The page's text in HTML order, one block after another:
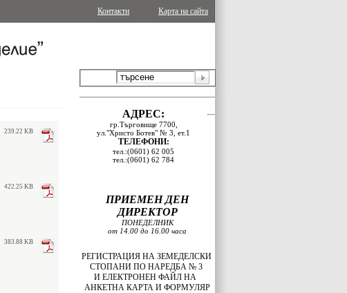
Карта на сайта
Контакти
239.22 KB
422.25 KB
383.88 KB
АДРЕС:
гр.Търговище 7700,
ул."Христо Ботев" № 3, ет.1
ТЕЛЕФОНИ:
тел.:(0601) 62 005
тел.:(0601) 62 784
ПРИЕМЕН ДЕН
ДИРЕКТОР
ПОНЕДЕЛНИК
от 14.00 до 16.00 часа
РЕГИСТРАЦИЯ НА ЗЕМЕДЕЛСКИ
СТОПАНИ ПО НАРЕДБА № 3
И ЕЛЕКТРОНЕН ФАЙЛ НА
АНКЕТНА КАРТА И ФОРМУЛЯР